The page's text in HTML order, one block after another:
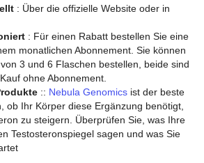
: Über die offizielle Website oder in
: Für einen Rabatt bestellen Sie eine
monatlichen Abonnement. Sie können
3 und 6 Flaschen bestellen, beide sind
ohne Abonnement.
:: Nebula Genomics ist der beste
ob Ihr Körper diese Ergänzung benötigt,
zu steigern. Überprüfen Sie, was Ihre
Testosteronspiegel sagen und was Sie